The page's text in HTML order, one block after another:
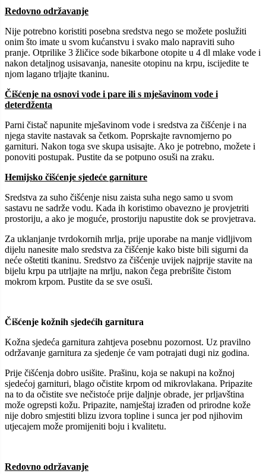
Redovno održavanje
Nije potrebno koristiti posebna sredstva nego se možete poslužiti
onim što imate u svom kućanstvu i svako malo napraviti suho
pranje. Otprilike 3 žličice sode bikarbone otopite u 4 dl mlake vode i
nakon detaljnog usisavanja, nanesite otopinu na krpu, iscijedite te
njom lagano trljajte tkaninu.
Čišćenje na osnovi vode i pare ili s mješavinom vode i
deterdženta
Parni čistač napunite mješavinom vode i sredstva za čišćenje i na
njega stavite nastavak sa četkom. Poprskajte ravnomjerno po
garnituri. Nakon toga sve skupa usisajte. Ako je potrebno, možete i
ponoviti postupak. Pustite da se potpuno osuši na zraku.
Hemijsko čišćenje sjedeće garniture
Sredstva za suho čišćenje nisu zaista suha nego samo u svom
sastavu ne sadrže vodu. Kada ih koristimo obavezno je provjetriti
prostoriju, a ako je moguće, prostoriju napustite dok se provjetrava.
Za uklanjanje tvrdokornih mrlja, prije uporabe na manje vidljivom
dijelu nanesite malo sredstva za čišćenje kako biste bili sigurni da
neće oštetiti tkaninu. Sredstvo za čišćenje uvijek najprije stavite na
bijelu krpu pa utrljajte na mrlju, nakon čega prebrišite čistom
mokrom krpom. Pustite da se sve osuši.
Čišćenje kožnih sjedećih garnitura
Kožna sjedeća garnitura zahtjeva posebnu pozornost. Uz pravilno
održavanje garnitura za sjedenje će vam potrajati dugi niz godina.
Prije čišćenja dobro usišite. Prašinu, koja se nakupi na kožnoj
sjedećoj garnituri, blago očistite krpom od mikrovlakana. Pripazite
na to da očistite sve nečistoće prije daljnje obrade, jer prljavština
može ogrepsti kožu. Pripazite, namještaj izrađen od prirodne kože
nije dobro smjestiti blizu izvora topline i sunca jer pod njihovim
utjecajem može promijeniti boju i kvalitetu.
Redovno održavanje